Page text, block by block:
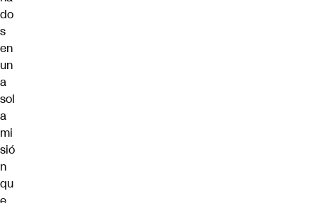
do
s
en
un
a
sol
a
mi
sió
n
qu